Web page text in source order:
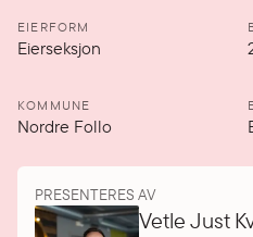
EIERFORM
Eierseksjon
KOMMUNE
Nordre Follo
PRESENTERES AV
Vetle Just